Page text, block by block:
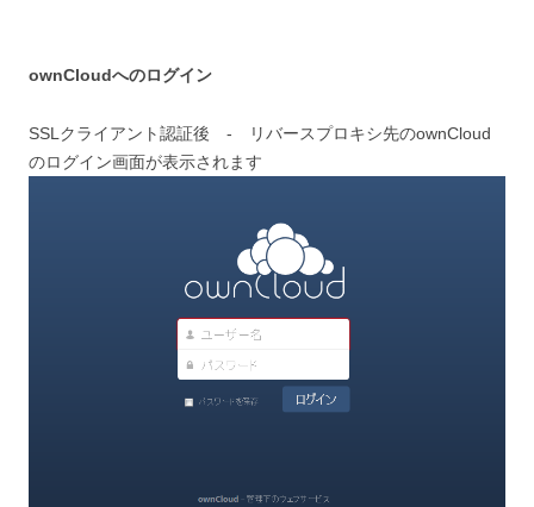
ownCloudへのログイン
SSLクライアント認証後 - リバースプロキシ先のownCloud
のログイン画面が表示されます